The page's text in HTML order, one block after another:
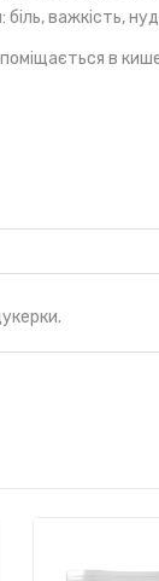
важкість,
в
кислота),
- 60 г